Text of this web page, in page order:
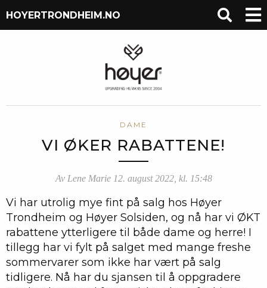
HOYERTRONDHEIM.NO
DAME
VI ØKER RABATTENE!
Av Lene Marie 12. august 2022, kl. 15:48
Vi har utrolig mye fint på salg hos Høyer
Trondheim og Høyer Solsiden, og nå har vi ØKT
rabattene ytterligere til både dame og herre! I
tillegg har vi fylt på salget med mange freshe
sommervarer som ikke har vært på salg
tidligere. Nå har du sjansen til å oppgradere